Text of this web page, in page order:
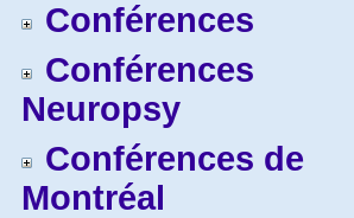
Conférences
Conférences
Neuropsy
Conférences de
Montréal